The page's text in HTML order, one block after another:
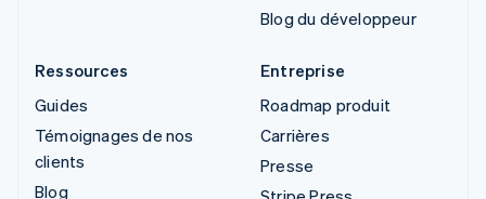
Blog du développeur
Ressources
Guides
Témoignages de nos
clients
Blog
Entreprise
Roadmap produit
Carrières
Presse